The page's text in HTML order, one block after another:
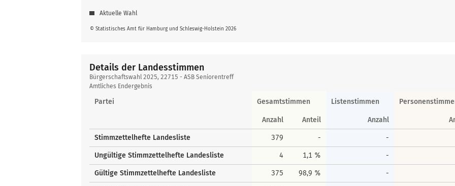
© Statistisches Amt für Hamburg und Schleswig-Holstein 2026
Aktuelle Wahl
Details der Landesstimmen
Details
der
Landesstimmen
Bürgerschaftswahl 2025, 22715 - ASB Seniorentreff
Amtliches Endergebnis
Partei Gesamtstimmen Listenstimmen
Anzahl Anteil Anzahl
Stimmzettelhefte Landesliste 379 - -
Ungültige Stimmzettelhefte Landesliste 4 1,1 % -
Gültige Stimmzettelhefte Landesliste 375 98,9 % -